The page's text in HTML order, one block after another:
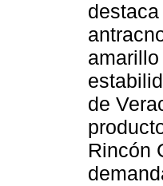
de
Rincón